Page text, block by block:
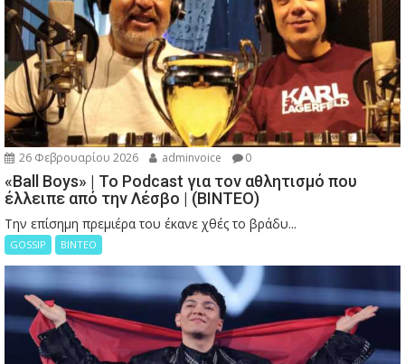
26 Φεβρουαρίου 2026 adminvoice 0
«Ball Boys» | Το Podcast για τον αθλητισμό που
έλλειπε από την Λέσβο | (ΒΙΝΤΕΟ)
Την επίσημη πρεμιέρα του έκανε χθές το βράδυ...
GOSSIP ΒΙΝΤΕΟ